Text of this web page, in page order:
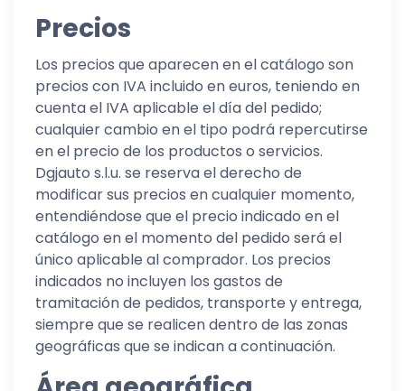
Precios
Los precios que aparecen en el catálogo son
precios con IVA incluido en euros, teniendo en
cuenta el IVA aplicable el día del pedido;
cualquier cambio en el tipo podrá repercutirse
en el precio de los productos o servicios.
Dgjauto s.l.u. se reserva el derecho de
modificar sus precios en cualquier momento,
entendiéndose que el precio indicado en el
catálogo en el momento del pedido será el
único aplicable al comprador. Los precios
indicados no incluyen los gastos de
tramitación de pedidos, transporte y entrega,
siempre que se realicen dentro de las zonas
geográficas que se indican a continuación.